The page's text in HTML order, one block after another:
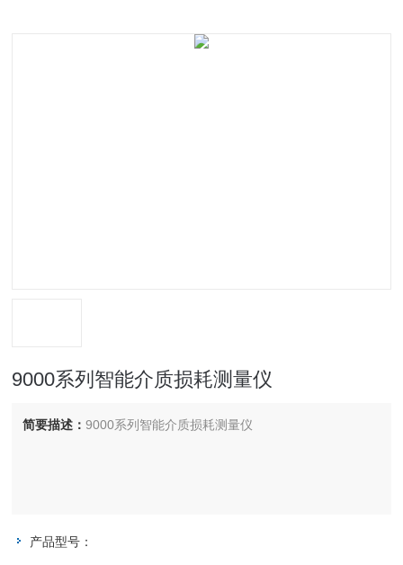
9000系列智能介质损耗测量仪
简要描述：9000系列智能介质损耗测量仪
产品型号：